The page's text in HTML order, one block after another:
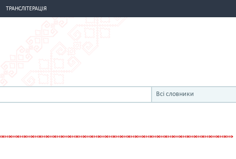
ТРАНСЛІТЕРАЦІЯ
Всі словники